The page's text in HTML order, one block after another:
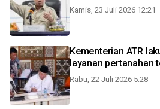
Kamis, 23 Juli 2026 12:21
Kementerian ATR
layanan pertanahan
Rabu, 22 Juli 2026 5:28